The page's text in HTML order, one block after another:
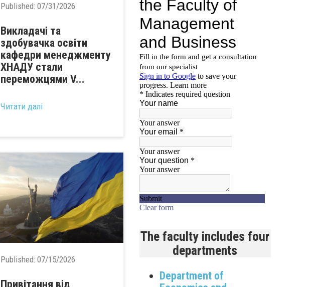
Published: 07/31/2026
Викладачі та
здобувачка освіти
кафедри менеджменту
ХНАДУ стали
переможцями V...
Читати далі
Published: 07/15/2026
Привітання від
The faculty includes four
departments
Department of